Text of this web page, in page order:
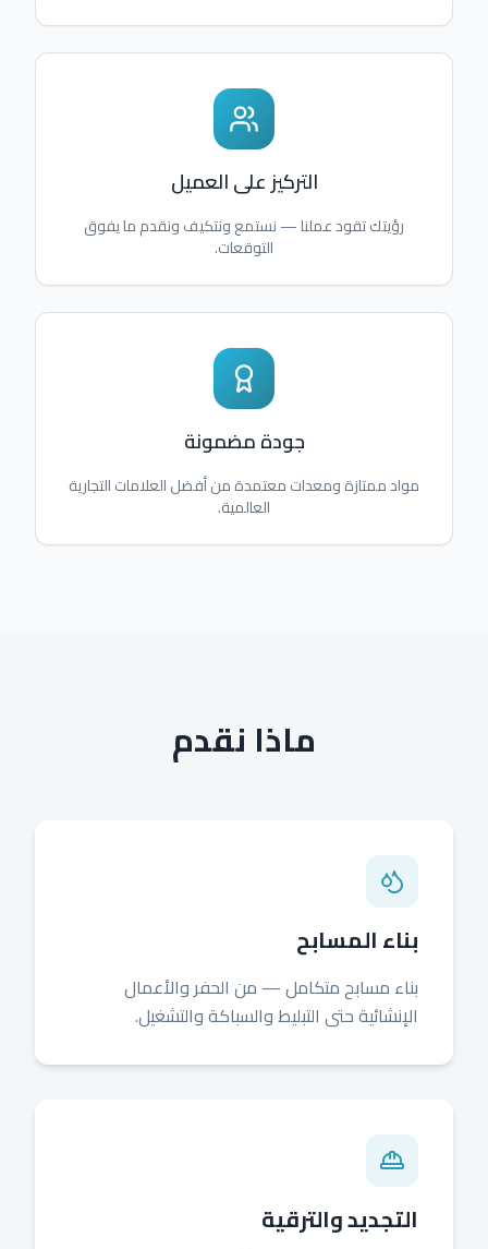
التركيز على العميل
رؤيتك تقود عملنا — نستمع ونتكيف ونقدم ما يفوق
التوقعات.
جودة مضمونة
مواد ممتازة ومعدات معتمدة من أفضل العلامات التجارية
العالمية.
ماذا نقدم
بناء المسابح
بناء مسابح متكامل — من الحفر والأعمال
الإنشائية حتى التبليط والسباكة والتشغيل.
التجديد والترقية